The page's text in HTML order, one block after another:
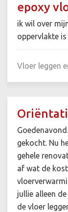
epoxy
ik wil over
oppervlakte is
Vloer leggen
gekocht. Nu
gehele
af wat de
jullie alleen
de vloer